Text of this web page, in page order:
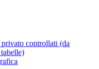
controllati (da